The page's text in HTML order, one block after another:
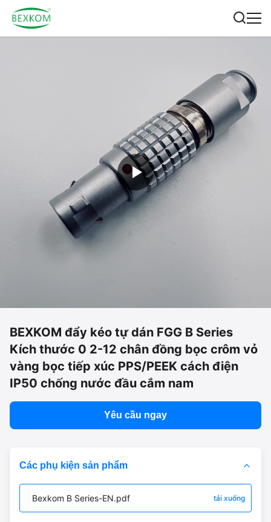
BEXKOM đẩy kéo tự dán FGG B Series
Kích thước 0 2-12 chân đồng bọc crôm vỏ
vàng bọc tiếp xúc PPS/PEEK cách điện
IP50 chống nước đầu cắm nam
Yêu cầu ngay
Các phụ kiện sản phẩm
Bexkom B Series-EN.pdf tải xuống